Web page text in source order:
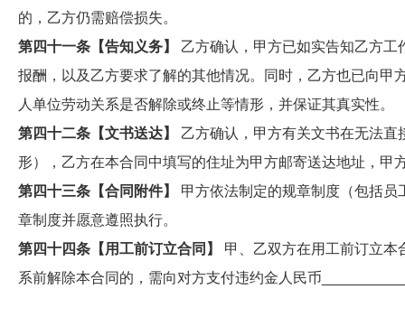
的，乙方仍需赔偿损失。
第四十一条【告知义务】
乙方确认，甲方已如实告知乙方
报酬，以及乙方要求了解的其他情况。同时，乙方也已向
人单位劳动关系是否解除或终止等情形，并保证其真实性。
第四十二条【文书送达】
乙方确认，甲方有关文书在无法
形），乙方在本合同中填写的住址为甲方邮寄送达地址，甲
第四十三条【合同附件】
甲方依法制定的规章制度（包括
章制度并愿意遵照执行。
第四十四条【用工前订立合同】
甲、乙双方在用工前订立本
系前解除本合同的，需向对方支付违约金人民币